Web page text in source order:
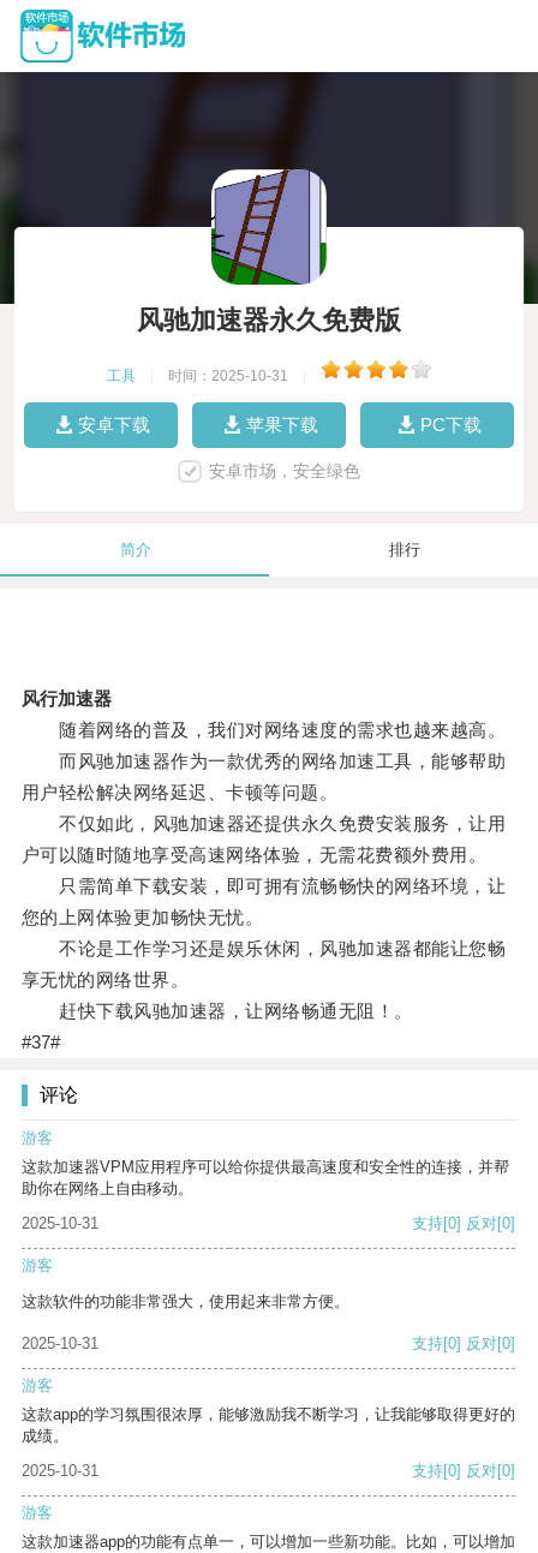
风驰加速器永久免费版
工具 时间：2025-10-31
安卓下载 苹果下载 PC下载
安卓市场，安全绿色
简介 排行
风行加速器
随着网络的普及，我们对网络速度的需求也越来越高。
而风驰加速器作为一款优秀的网络加速工具，能够帮助
用户轻松解决网络延迟、卡顿等问题。
不仅如此，风驰加速器还提供永久免费安装服务，让用
户可以随时随地享受高速网络体验，无需花费额外费用。
只需简单下载安装，即可拥有流畅畅快的网络环境，让
您的上网体验更加畅快无忧。
不论是工作学习还是娱乐休闲，风驰加速器都能让您畅
享无忧的网络世界。
赶快下载风驰加速器，让网络畅通无阻！。
#37#
评论
游客
这款加速器VPM应用程序可以给你提供最高速度和安全性的连接，并帮
助你在网络上自由移动。
2025-10-31
支持[0] 反对[0]
游客
这款软件的功能非常强大，使用起来非常方便。
2025-10-31 支持[0] 反对[0]
游客
这款app的学习氛围很浓厚，能够激励我不断学习，让我能够取得更好的
成绩。
2025-10-31
支持[0] 反对[0]
游客
这款加速器app的功能有点单一，可以增加一些新功能。比如，可以增加